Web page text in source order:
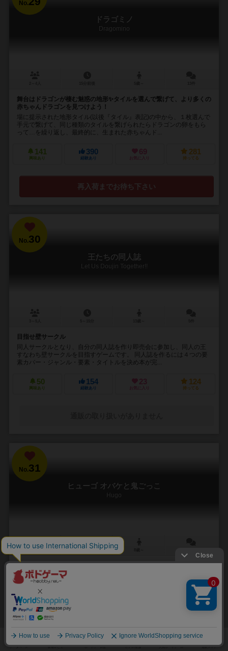
No.
ドラゴミノ
Dragomino
舞台はドラゴンが棲む魅惑の地形✨タイルを選んで繋げて、より多くの
赤ちゃんドラゴンを見つけよう！
場に提示された地形タイル(以後『タイル』表記)の中から、１枚選んで
手元で繋げて、同じ種類のタイルを繋げられたらドラゴンの卵をもら
って…を繰り返し、最終的に、生まれた赤ちゃんド...
141
興味あり
390
経験あり
69
お気に入り
281
持ってる
再入荷までお待ち下さい
No.30
王たちの同人誌
Let Us Doujin Together!!
目指せ壁サークル
同人サークルとなり、自分の同人誌を作り即売会に参加し、同人の王
すなわち壁サークルを目指すゲームです。 同人誌を作るには４つの要
素カバー・ジャンル・要素・タイトルを決め本が完...
50
興味あり
154
経験あり
23
お気に入り
124
持ってる
No.31
ヒューゴ オバケと鬼ごっこ
Hugo
く
舞台はお城の舞踏会、地下牢から出てきたお化け「ヒューゴ」・・・
このこわかわいい（？）お化けから回廊の中を逃げ回るのが、「ヒュ
ーゴ」というボードゲームです。ミッドナイトパーティ...
183